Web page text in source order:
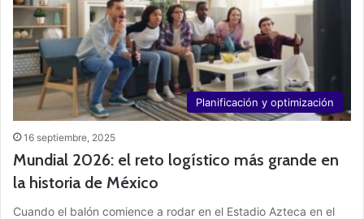
Planificación y optimización
16 septiembre, 2025
Mundial 2026: el reto logístico más grande en
la historia de México
Cuando el balón comience a rodar en el Estadio Azteca en el